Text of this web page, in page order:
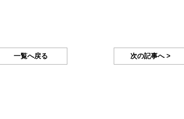
一覧へ戻る 次の記事へ >